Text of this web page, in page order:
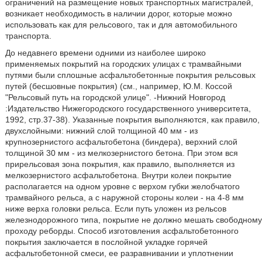
ограничений на размещение новых транспортных магистралей,
возникает необходимость в наличии дорог, которые можно
использовать как для рельсового, так и для автомобильного
транспорта.
До недавнего времени одними из наиболее широко
применяемых покрытий на городских улицах с трамвайными
путями были сплошные асфальтобетонные покрытия рельсовых
путей (бесшовные покрытия) (см., например, Ю.М. Коссой
"Рельсовый путь на городской улице". -Нижний Новгород
:Издательство Нижегородского государственного университета,
1992, стр.37-38). Указанные покрытия выполняются, как правило,
двухслойными: нижний слой толщиной 40 мм - из
крупнозернистого асфальтобетона (биндера), верхний слой
толщиной 30 мм - из мелкозернистого бетона. При этом вся
прирельсовая зона покрытия, как правило, выполняется из
мелкозернистого асфальтобетона. Внутри колеи покрытие
располагается на одном уровне с верхом губки желобчатого
трамвайного рельса, а с наружной стороны колеи - на 4-8 мм
ниже верха головки рельса. Если путь уложен из рельсов
железнодорожного типа, покрытие не должно мешать свободному
проходу реборды. Способ изготовления асфальтобетонного
покрытия заключается в послойной укладке горячей
асфальтобетонной смеси, ее разравнивании и уплотнении